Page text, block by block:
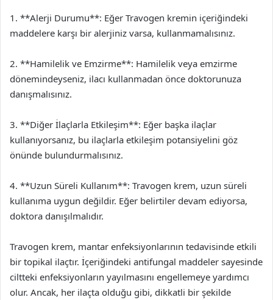
1. **Alerji Durumu**: Eğer Travogen kremin içeriğindeki
maddelere karşı bir alerjiniz varsa, kullanmamalısınız.
2. **Hamilelik ve Emzirme**: Hamilelik veya emzirme
dönemindeyseniz, ilacı kullanmadan önce doktorunuza
danışmalısınız.
3. **Diğer İlaçlarla Etkileşim**: Eğer başka ilaçlar
kullanıyorsanız, bu ilaçlarla etkileşim potansiyelini göz
önünde bulundurmalısınız.
4. **Uzun Süreli Kullanım**: Travogen krem, uzun süreli
kullanıma uygun değildir. Eğer belirtiler devam ediyorsa,
doktora danışılmalıdır.
Travogen krem, mantar enfeksiyonlarının tedavisinde etkili
bir topikal ilaçtır. İçeriğindeki antifungal maddeler sayesinde
ciltteki enfeksiyonların yayılmasını engellemeye yardımcı
olur. Ancak, her ilaçta olduğu gibi, dikkatli bir şekilde